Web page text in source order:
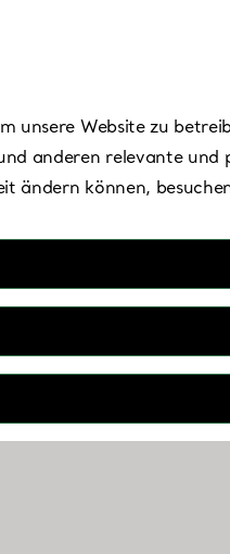
de
unsere Website zu
anderen relevante und
ändern können,